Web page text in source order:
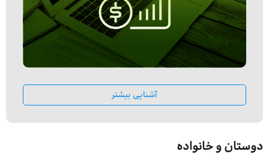
آشنایی بیشتر
دوستان و خانواده